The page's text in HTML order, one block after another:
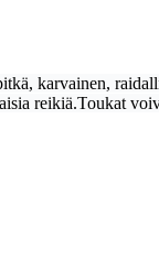
karvainen,
reikiä.Toukat